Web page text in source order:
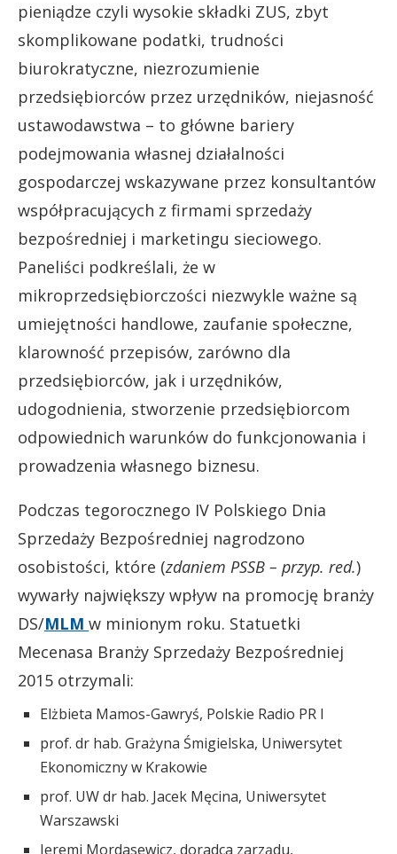
pieniądze czyli wysokie składki ZUS, zbyt
skomplikowane podatki, trudności
biurokratyczne, niezrozumienie
przedsiębiorców przez urzędników, niejasność
ustawodawstwa – to główne bariery
podejmowania własnej działalności
gospodarczej wskazywane przez konsultantów
współpracujących z firmami sprzedaży
bezpośredniej i marketingu sieciowego.
Paneliści podkreślali, że w
mikroprzedsiębiorczości niezwykle ważne są
umiejętności handlowe, zaufanie społeczne,
klarowność przepisów, zarówno dla
przedsiębiorców, jak i urzędników,
udogodnienia, stworzenie przedsiębiorcom
odpowiednich warunków do funkcjonowania i
prowadzenia własnego biznesu.
Podczas tegorocznego IV Polskiego Dnia
Sprzedaży Bezpośredniej nagrodzono
osobistości, które (zdaniem PSSB – przyp. red.)
wywarły największy wpływ na promocję branży
DS/MLM w minionym roku. Statuetki
Mecenasa Branży Sprzedaży Bezpośredniej
2015 otrzymali:
Elżbieta Mamos-Gawryś, Polskie Radio PR I
prof. dr hab. Grażyna Śmigielska, Uniwersytet
Ekonomiczny w Krakowie
prof. UW dr hab. Jacek Męcina, Uniwersytet
Warszawski
Jeremi Mordasewicz, doradca zarządu,